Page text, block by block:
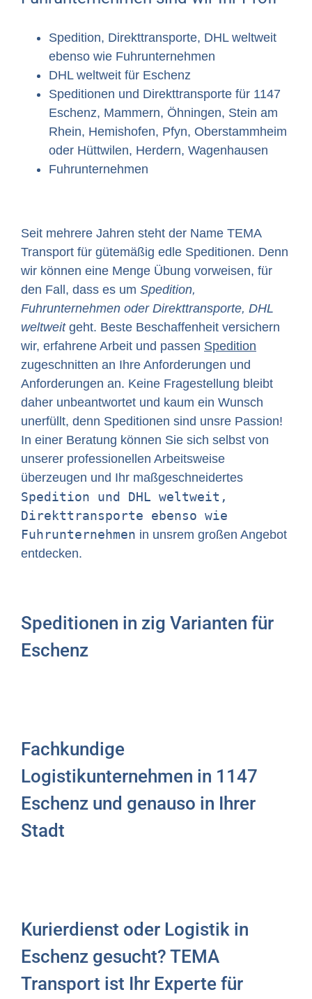
Spedition, Direkttransporte, DHL weltweit
ebenso wie Fuhrunternehmen
DHL weltweit für Eschenz
Speditionen und Direkttransporte für 1147
Eschenz, Mammern, Öhningen, Stein am
Rhein, Hemishofen, Pfyn, Oberstammheim
oder Hüttwilen, Herdern, Wagenhausen
Fuhrunternehmen
Seit mehrere Jahren steht der Name TEMA
Transport für gütemäßig edle Speditionen. Denn
wir können eine Menge Übung vorweisen, für
den Fall, dass es um Spedition,
Fuhrunternehmen oder Direkttransporte, DHL
weltweitgeht. Beste Beschaffenheit versichern
wir, erfahrene Arbeit und passen Spedition
zugeschnitten an Ihre Anforderungen und
Anforderungen an. Keine Fragestellung bleibt
daher unbeantwortet und kaum ein Wunsch
unerfüllt, denn Speditionen sind unsre Passion!
In einer Beratung können Sie sich selbst von
unserer professionellen Arbeitsweise
überzeugen und Ihr maßgeschneidertes
Spedition und DHL weltweit,
Direkttransporte ebenso wie
Fuhrunternehmen in unsrem großen Angebot
entdecken.
Speditionen in zig Varianten für
Eschenz
Fachkundige
Logistikunternehmen in 1147
Eschenz und genauso in Ihrer
Stadt
Kurierdienst oder Logistik in
Eschenz gesucht? TEMA
Transport ist Ihr Experte für